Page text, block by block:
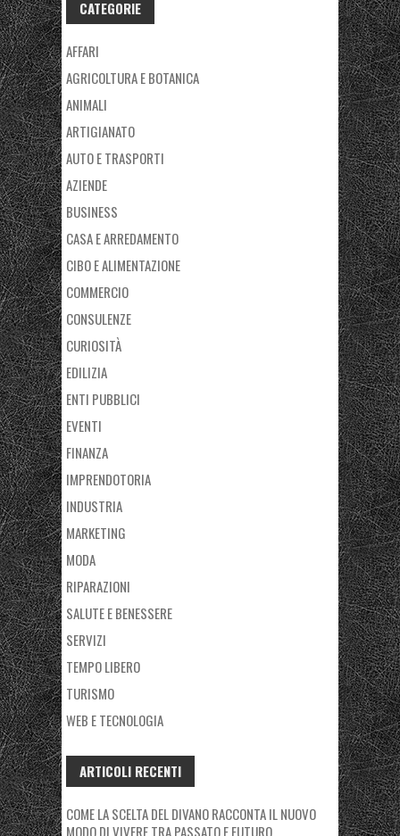
CATEGORIE
AFFARI
AGRICOLTURA E BOTANICA
ANIMALI
ARTIGIANATO
AUTO E TRASPORTI
AZIENDE
BUSINESS
CASA E ARREDAMENTO
CIBO E ALIMENTAZIONE
COMMERCIO
CONSULENZE
CURIOSITÀ
EDILIZIA
ENTI PUBBLICI
EVENTI
FINANZA
IMPRENDOTORIA
INDUSTRIA
MARKETING
MODA
RIPARAZIONI
SALUTE E BENESSERE
SERVIZI
TEMPO LIBERO
TURISMO
WEB E TECNOLOGIA
ARTICOLI RECENTI
COME LA SCELTA DEL DIVANO RACCONTA IL NUOVO
MODO DI VIVERE TRA PASSATO E FUTURO